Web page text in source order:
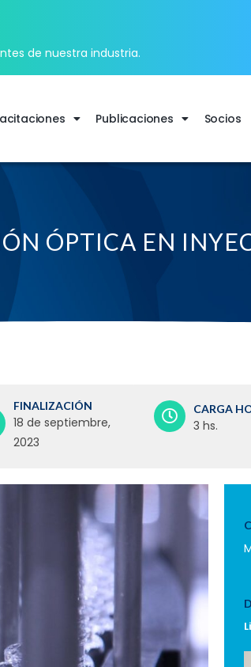
de nuestra industria.
Publicaciones Socios
ÓPTICA EN
FINALIZACIÓN
18 de septiembre,
2023
CARGA
3 hs.